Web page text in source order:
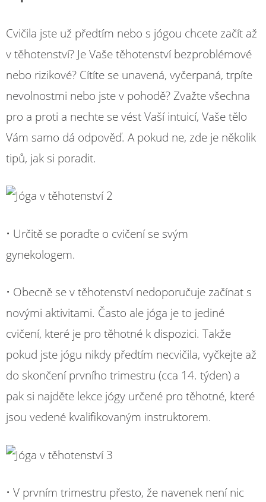
Cvičila jste už předtím nebo s jógou chcete začít až
v těhotenství? Je Vaše těhotenství bezproblémové
nebo rizikové? Cítíte se unavená, vyčerpaná, trpíte
nevolnostmi nebo jste v pohodě? Zvažte všechna
pro a proti a nechte se vést Vaší intuicí, Vaše tělo
Vám samo dá odpověď. A pokud ne, zde je několik
tipů, jak si poradit.
• Určitě se poraďte o cvičení se svým
gynekologem.
• Obecně se v těhotenství nedoporučuje začínat s
novými aktivitami. Často ale jóga je to jediné
cvičení, které je pro těhotné k dispozici. Takže
pokud jste jógu nikdy předtím necvičila, vyčkejte až
do skončení prvního trimestru (cca 14. týden) a
pak si najděte lekce jógy určené pro těhotné, které
jsou vedené kvalifikovaným instruktorem.
• V prvním trimestru přesto, že navenek není nic